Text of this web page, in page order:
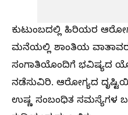
ಕುಟುಂಬದಲ್ಲಿ ಹಿರಿಯರ
ಮನೆಯಲ್ಲಿ ಶಾಂತಿಯ
ಸಂಗಾತಿಯೊಂದಿಗೆ ಭವಿಷ್ಯದ
ನಡೆಸುವಿರಿ. ಆರೋಗ್ಯದ
ಉಷ್ಣ ಸಂಬಂಧಿತ ಸಮಸ್ಯೆಗಳ